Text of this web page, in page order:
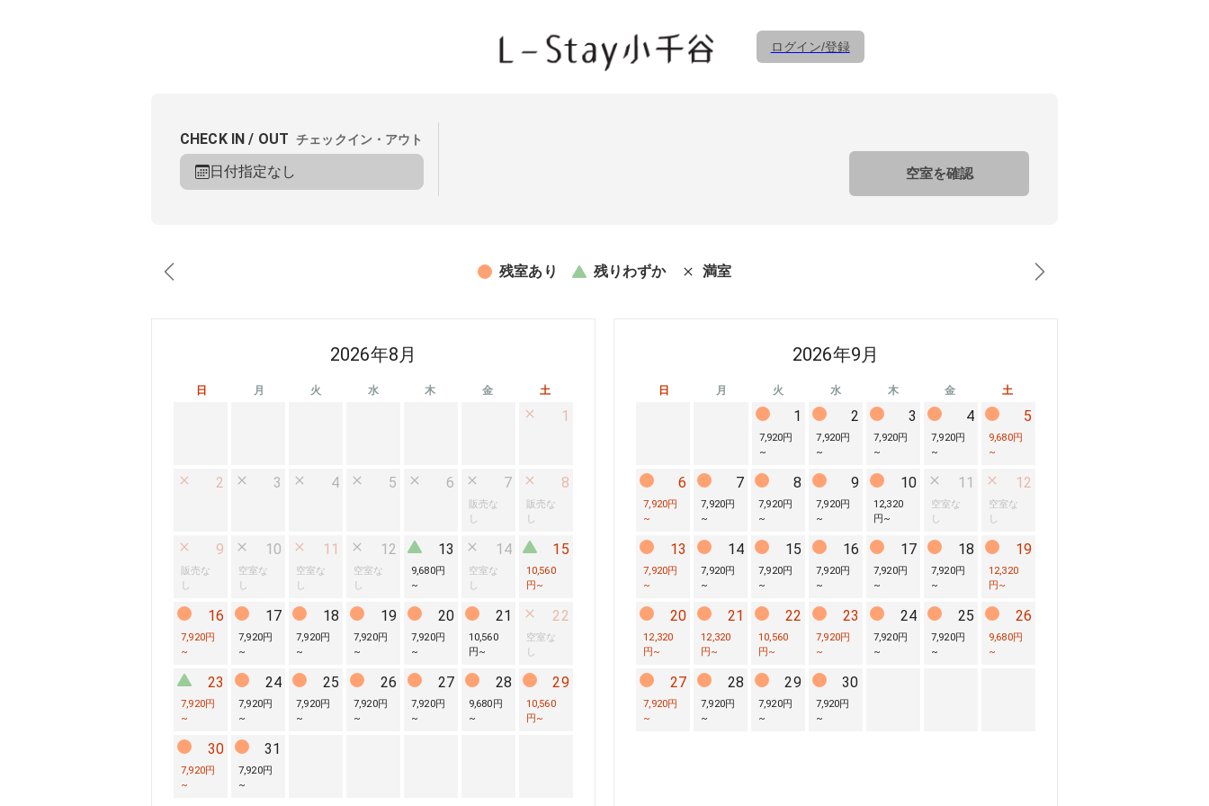
ログイン/登録
CHECK IN / OUT チェックイン・アウト
日付指定なし 空室を確認
残室あり 残りわずか 満室
2026年8月
日 月 火 水 木 金 土
1
2 3 4 5 6 7
販売な
し
8
販売な
し
9
販売な
し
10
空室な
し
11
空室な
し
12
空室な
し
13
9,680円
~
14
空室な
し
15
10,560
円 ~
16
7,920円
~
17
7,920円
~
18
7,920円
~
19
7,920円
~
20
7,920円
~
21
10,560
円 ~
22
空室な
し
23
7,920円
~
24
7,920円
~
25
7,920円
~
26
7,920円
~
27
7,920円
~
28
9,680円
~
29
10,560
円 ~
30
7,920円
~
31
7,920円
~
2026年9月
日 月 火 水 木 金 土
1
7,920円
~
2
7,920円
~
3
7,920円
~
4
7,920円
~
5
9,680円
~
6
7,920円
~
7
7,920円
~
8
7,920円
~
9
7,920円
~
10
12,320
円 ~
11
空室な
し
12
空室な
し
13
7,920円
~
14
7,920円
~
15
7,920円
~
16
7,920円
~
17
7,920円
~
18
7,920円
~
19
12,320
円 ~
20
12,320
円 ~
21
12,320
円 ~
22
10,560
円 ~
23
7,920円
~
24
7,920円
~
25
7,920円
~
26
9,680円
~
27
7,920円
~
28
7,920円
~
29
7,920円
~
30
7,920円
~